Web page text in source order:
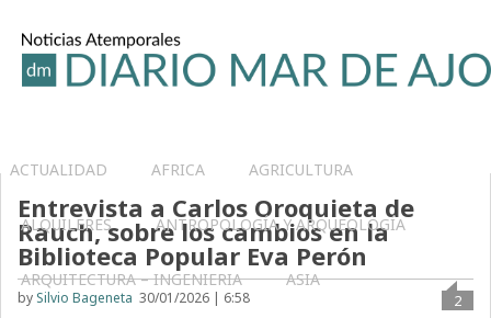
ACTUALIDAD AFRICA AGRICULTURA
ALQUILERES ANTROPOLOGÍA Y ARQUEOLOGÍA
ARQUITECTURA – INGENIERIA ASIA
Entrevista a Carlos Oroquieta de
Rauch, sobre los cambios en la
Biblioteca Popular Eva Perón
by Silvio Bageneta 30/01/2026 | 6:58
2